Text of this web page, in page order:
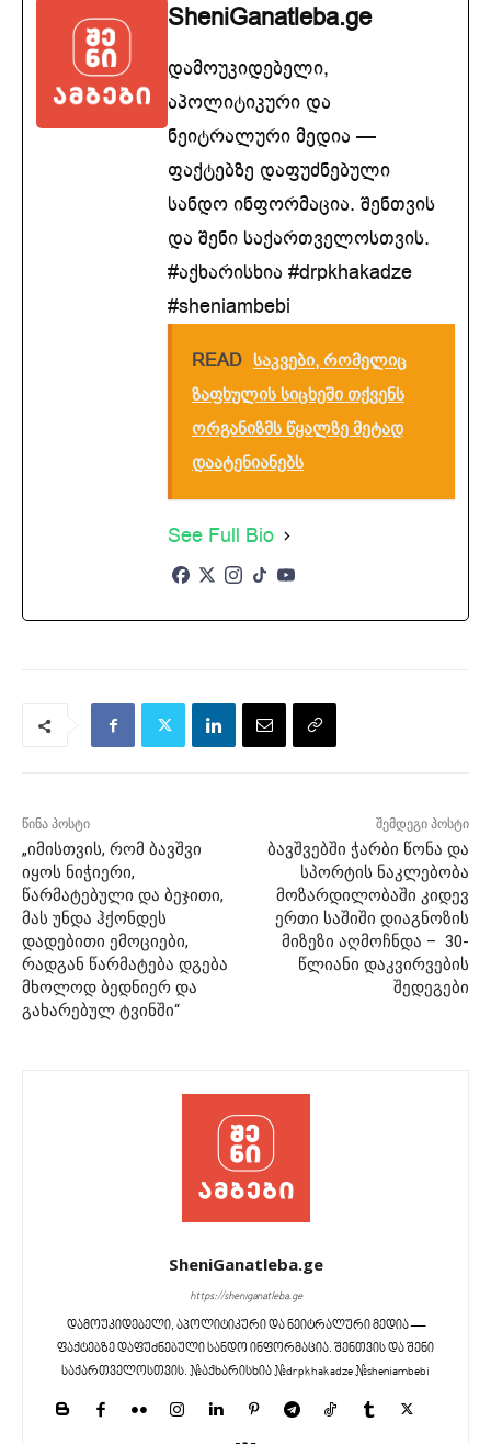
SheniGanatleba.ge
დამოუკიდებელი,
აპოლიტიკური და
ნეიტრალური მედია —
ფაქტებზე დაფუძნებული
სანდო ინფორმაცია. შენთვის
და შენი საქართველოსთვის.
#აქხარისხია #drpkhakadze
#sheniambebi
READ საკვები, რომელიც
ზაფხულის სიცხეში თქვენს
ორგანიზმს წყალზე მეტად
დაატენიანებს
See Full Bio
წინა პოსტი
„იმისთვის, რომ ბავშვი
იყოს ნიჭიერი,
წარმატებული და ბეჯითი,
მას უნდა ჰქონდეს
დადებითი ემოციები,
რადგან წარმატება დგება
მხოლოდ ბედნიერ და
გახარებულ ტვინში“
შემდეგი პოსტი
ბავშვებში ჭარბი წონა და
სპორტის ნაკლებობა
მოზარდილობაში კიდევ
ერთი საშიში დიაგნოზის
მიზეზი აღმოჩნდა – 30-
წლიანი დაკვირვების
შედეგები
SheniGanatleba.ge
https://sheniganatleba.ge
დამოუკიდებელი, აპოლიტიკური და ნეიტრალური მედია —
ფაქტებზე დაფუძნებული სანდო ინფორმაცია. შენთვის და შენი
საქართველოსთვის. #აქხარისხია #drpkhakadze #sheniambebi